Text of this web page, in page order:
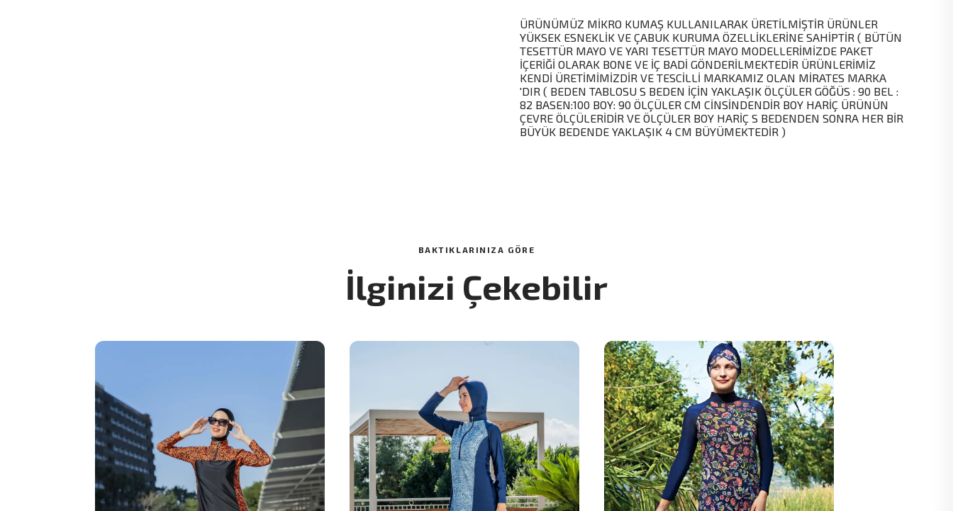
ÜRÜNÜMÜZ MİKRO KUMAŞ KULLANILARAK ÜRETİLMİŞTİR ÜRÜNLER
YÜKSEK ESNEKLİK VE ÇABUK KURUMA ÖZELLİKLERİNE SAHİPTİR ( BÜTÜN
TESETTÜR MAYO VE YARI TESETTÜR MAYO MODELLERİMİZDE PAKET
İÇERİĞİ OLARAK BONE VE İÇ BADİ GÖNDERİLMEKTEDİR ÜRÜNLERİMİZ
KENDİ ÜRETİMİMİZDİR VE TESCİLLİ MARKAMIZ OLAN MİRATES MARKA
'DIR ( BEDEN TABLOSU S BEDEN İÇİN YAKLAŞIK ÖLÇÜLER GÖĞÜS : 90 BEL :
82 BASEN:100 BOY: 90 ÖLÇÜLER CM CİNSİNDENDİR BOY HARİÇ ÜRÜNÜN
ÇEVRE ÖLÇÜLERİDİR VE ÖLÇÜLER BOY HARİÇ S BEDENDEN SONRA HER BİR
BÜYÜK BEDENDE YAKLAŞIK 4 CM BÜYÜMEKTEDİR )
BAKTIKLARINIZA GÖRE
İlginizi Çekebilir